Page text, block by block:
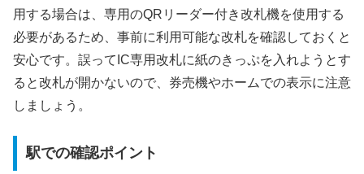
用する場合は、専用のQRリーダー付き改札機を使用する
必要があるため、事前に利用可能な改札を確認しておくと
安心です。誤ってIC専用改札に紙のきっぷを入れようとす
ると改札が開かないので、券売機やホームでの表示に注意
しましょう。
駅での確認ポイント